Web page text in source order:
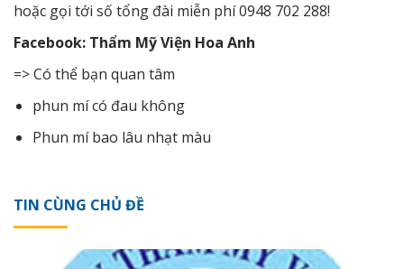
hoặc gọi tới số tổng đài miễn phí 0948 702 288!
Facebook: Thẩm Mỹ Viện Hoa Anh
=> Có thể bạn quan tâm
phun mí có đau không
Phun mí bao lâu nhạt màu
TIN CÙNG CHỦ ĐỀ